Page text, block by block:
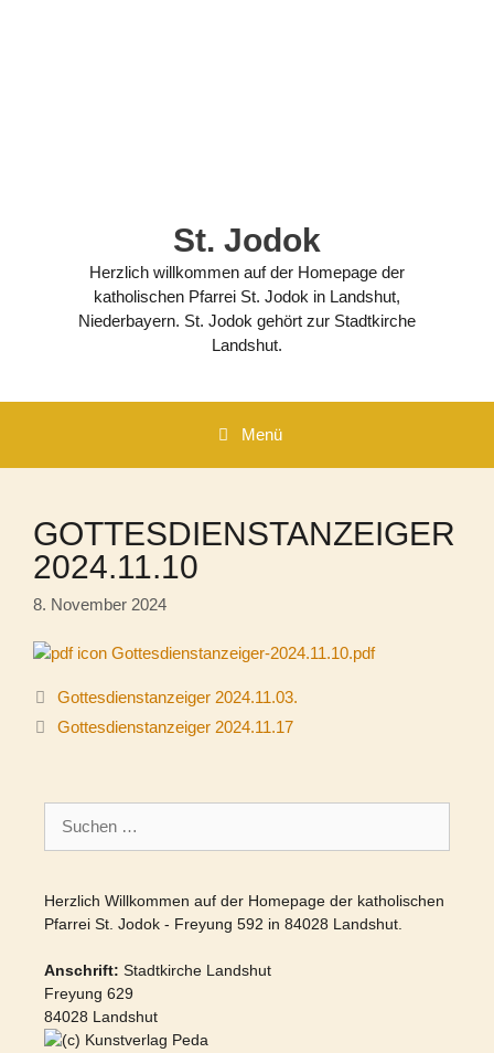
St. Jodok
Herzlich willkommen auf der Homepage der
katholischen Pfarrei St. Jodok in Landshut,
Niederbayern. St. Jodok gehört zur Stadtkirche
Landshut.
Menü
GOTTESDIENSTANZEIGER
2024.11.10
8. November 2024
Gottesdienstanzeiger-2024.11.10.pdf
Gottesdienstanzeiger 2024.11.03.
Gottesdienstanzeiger 2024.11.17
nach:
Herzlich Willkommen auf der Homepage der katholischen
Pfarrei St. Jodok - Freyung 592 in 84028 Landshut.
Anschrift: Stadtkirche Landshut
Freyung 629
84028 Landshut